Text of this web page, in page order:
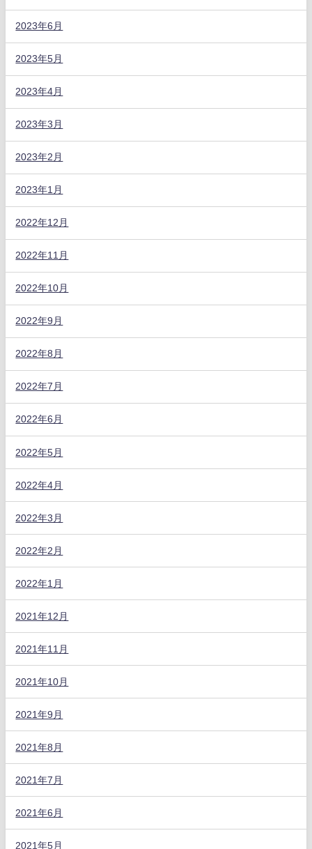
2023年6月
2023年5月
2023年4月
2023年3月
2023年2月
2023年1月
2022年12月
2022年11月
2022年10月
2022年9月
2022年8月
2022年7月
2022年6月
2022年5月
2022年4月
2022年3月
2022年2月
2022年1月
2021年12月
2021年11月
2021年10月
2021年9月
2021年8月
2021年7月
2021年6月
2021年5月